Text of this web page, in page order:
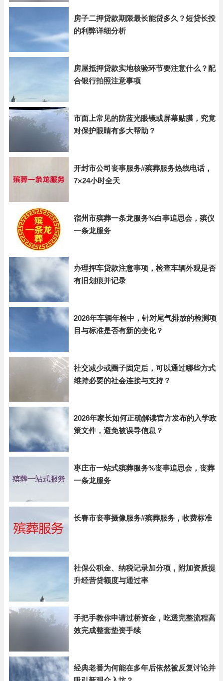
房子二押贷款期限最长能贷多久？短贷长投
的利弊详细分析
房屋抵押贷款实地核验环节要注意什么？配
合银行拍照注意事项
市面上常见的防蓝光眼镜或屏幕贴膜，究竟
对保护眼睛有多大帮助？
开封市公司丧事服务#殡葬服务热线电话，
7×24小时全天
宿州市殡葬一条龙服务%白事追思会，殡仪
一条龙服务
办理押车贷款注意事项，检查车辆外观是否
有旧划痕并记录
2026年车辆年检中，针对尾气排放的检测项
目与标准是否有新的变化？
社交减少或圈子固定后，可以通过哪些方式
维持必要的社会连接与支持？
2026年家长如何正确解读官方发布的入学政
策文件，避免被误导信息？
枣庄市一站式殡葬服务%丧事追思会，丧葬
一条龙服务
长春市丧事摄像服务#殡葬服务，收费标准
社保公积金、纳税记录加分项，附加资质提
升经营贷额度与通过率
手把手教你申请过桥资金，吃透完整流程高
效完成整套垫资手续
经典老番为何能在多年后依然被反复讨论并